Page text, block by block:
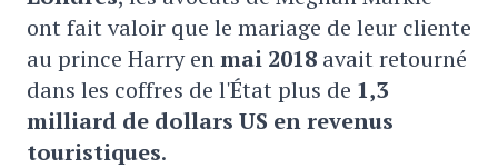
ont fait valoir que le mariage de leur cliente
au prince Harry enmai 2018 avait retourné
dans les coffres de l'État plus de 1,3
milliard de dollars US en revenus
touristiques.